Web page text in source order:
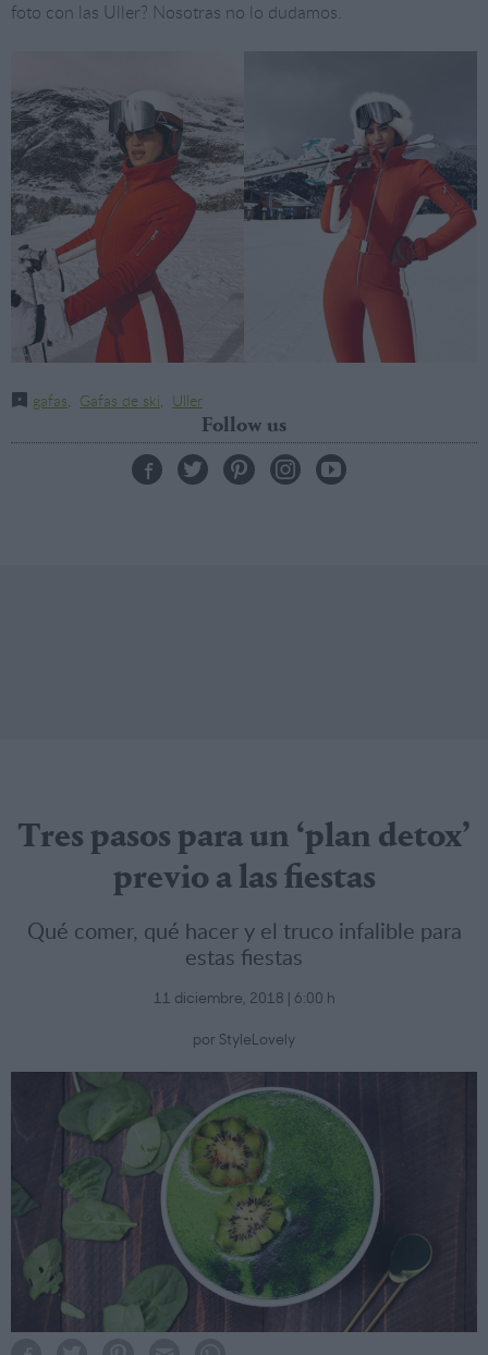
foto con las Uller? Nosotras no lo dudamos.
gafas Gafas de ski
Uller
Follow us
Tres pasos para un ‘plan detox’
previo a las fiestas
Qué comer, qué hacer y el truco infalible para
estas fiestas
11 diciembre, 2018 | 6:00 h
por StyleLovely